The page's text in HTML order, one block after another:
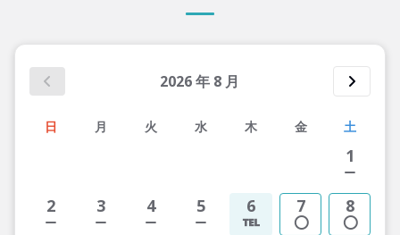
2026年 8 月
日 月 火 水 木 金 土
1
2 3 4 5 6 7 8